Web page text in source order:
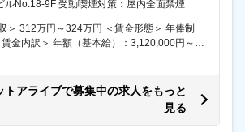
事業成長を期待できます。年間休日123日
み）、働きやすい環境で私生活を充実させる
ついて： “技術の評価基
としての評価”の2軸で評価を行っておりま
もちろん、ひとりの社会人としても評価を行
の方でも基礎からしっかり学べる約4ヶ月の
リキュラムを準備しています。 研修は座学だ
、実際にプログラミングを行い、先輩たちか
ラムです！ ※入社後半年間は研修・OJTのた
勤務となります。半年経過後から在宅勤務が
を用いたWeb系システム構築に携わ
ルNo.18-9F 受動喫煙対策：屋内全面禁煙
万円～324万円 ＜賃金形態＞ 年俸制
の採用となるため、初年度年俸額はこちらの
を通じて上下する可能性があります。 月給
トアライブで募集中の求人をもっと
見る